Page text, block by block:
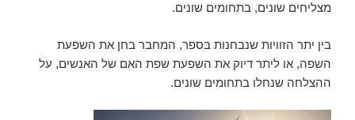
מצליחים שונים, בתחומים שונים.
בין יתר הזוויות שנבחנות בספר, המחבר בחן את השפעת
השפה, או ליתר דיוק את השפעת שפת האם של האנשים, על
ההצלחה שנחלו בתחומים שונים.